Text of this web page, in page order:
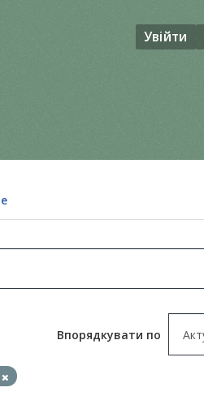
Увійти
Впорядкувати по